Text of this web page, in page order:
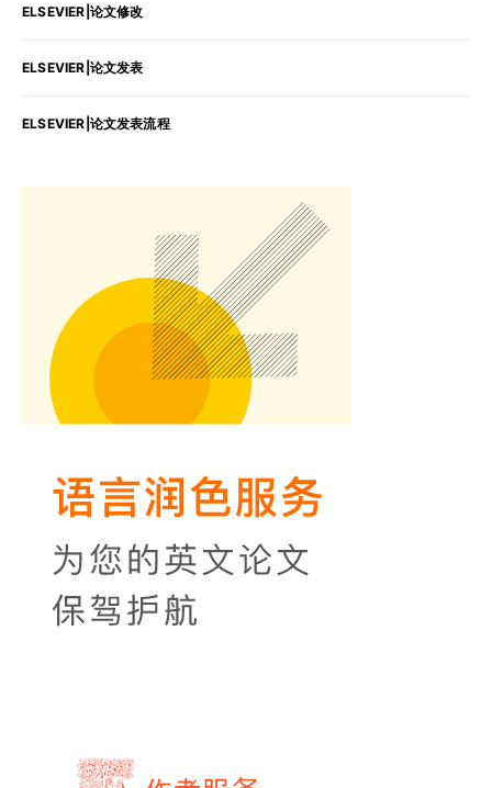
ELSEVIER|论文修改
ELSEVIER|论文发表
ELSEVIER|论文发表流程